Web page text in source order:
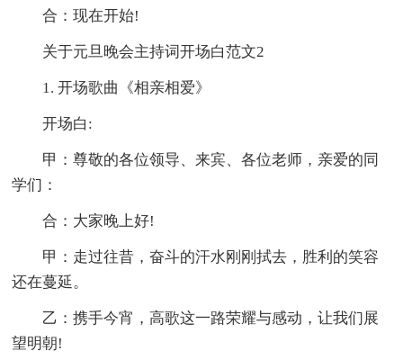
合：现在开始!
关于元旦晚会主持词开场白范文2
1. 开场歌曲《相亲相爱》
开场白:
甲：尊敬的各位领导、来宾、各位老师，亲爱的同
学们：
合：大家晚上好!
甲：走过往昔，奋斗的汗水刚刚拭去，胜利的笑容
还在蔓延。
乙：携手今宵，高歌这一路荣耀与感动，让我们展
望明朝!